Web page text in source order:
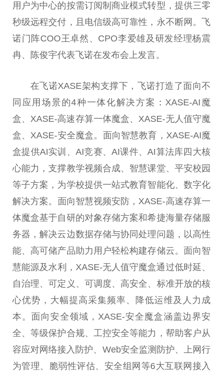
用户为中心的按需订阅制商业模式转型，提供三零
秒级远程交付，且电信级高可靠性，永不断网。飞
诺门阵COO王卓然、CPO李爱雄及研发经理杨震
冉、陈俊宇代表飞诺在发布会上发言。
在飞诺XASE架构支撑下，飞诺打造了面向不
同应用场景的4种一体化解决方案：XASE-AI魔
盒、XASE-高速存算一体魔盒、XASE-无人值守魔
盒、XASE-安全魔盒。面向智慧教育，XASE-AI魔
盒提供AI实训、AI竞赛、AI课件、AI算法库四大核
心能力，支撑教学视频合成、智慧课堂、平安校园
等子方案，为学校提供一站式教育智能化、数字化
解决方案。面向智慧视频安防，XASE-高速存算一
体魔盒基于自研的对象存储方案和希捷海量存储服
务器，解决云边数据存储与协同处理问题，以高性
能、高可储产品助力用户轻松构建存储云。面向智
慧能源及水利，XASE-无人值守魔盒通过低时延、
自治理、可定义、可调度、高安全、标准开放的核
心优势，大幅提高采集频率、降低运维及人力成
本。面向安全领域，XASE-安全魔盒涵盖边界安
全、等级保护合规、工控安全等能力，帮助客户从
容应对网络接入防护、Web安全监测防护、上网行
为管理、脆弱性评估、安全组网等6大互联网接入